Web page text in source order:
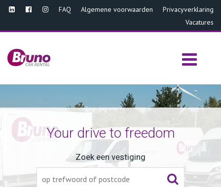
FAQ Algemene voorwaarden
Privacyverklaring
Vacatures
Your drive to freedom
Zoek een vestiging